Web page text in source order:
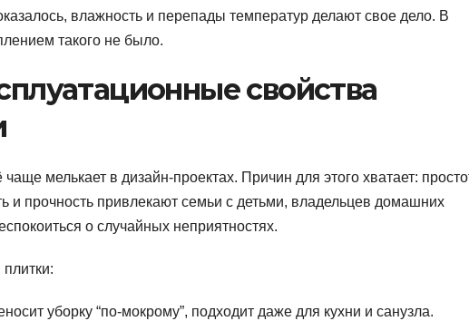
влажность и перепады температур делают свое дело. В
такого не было.
свойства
мелькает в дизайн-проектах. Причин для этого хватает:
и прочность привлекают семьи с детьми, владельцев домашних
о случайных неприятностях.
уборку “по-мокрому”, подходит даже для кухни и санузла.